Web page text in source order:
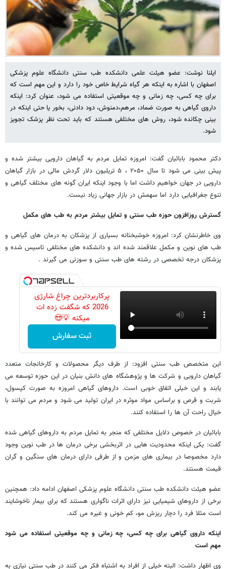
ایلنا نوشت: عضو هیئت علمی دانشکده طب سنتی دانشگاه علوم پزشکی
اصفهان با اشاره به اینکه هر گیاه شرایط خاص خود را دارد و این مهم است که
برای چه کسی، چه زمانی و چه موقعیتی استفاده می شود، عنوان کرد: اینکه
داروی گیاهی به صورت ضماد، مرهم،دمنوش، دود دادنی، بخور یا حتی اینکه در
بینی چکانده شود، روش های مختلفی هستند که باید تحت نظر پزشک تجویز
شود.
دکتر محمود بابائیان گفت: امروزه تمایل مردم به گیاهان دارویی بیشتر شده و
پیش بینی می شود تا سال ۲۰۵۰ ، ۵ تریلیون دلار گردش مالی در بازار گیاهان
دارویی در جهان خواهیم داشت اما با وجود اینکه ایران گونه های مختلف گیاهی و
تنوع جغرافیایی دارد اما سهمش در بازار جهانی زیاد نیست.
گسترش روزافزون حوزه طب سنتی و تمایل بیشتر مردم به طب های مکمل
وی خاطرنشان کرد: امروزه خوشبختانه بسیاری از پزشکان به درمان های گیاهی و
طب های نوین و مکمل علاقمند شده اند و دانشکده های مختلفی تاسیس شده و
پزشکان درجه تخصصی در رشته های طب سنتی و سوزنی می گیرند .
پرکاربردترین چراغ شارژی
2026 که شگفت زده ات
میکنه 💡😍
ثبت سفارش
این متخصص طب سنتی افزود: از طرف دیگر محصولات و کارخانجات متعدد
گیاهان دارویی و شرکت ها و پژوهشگاه های دانش بنیان در این حوزه توسعه می
یابند و این خیلی اتفاق خوبی است. داروهای گیاهی امروزه به صورت کپسول،
شربت و قرص و براساس مواد موثره در ایران تولید می شود و مردم می توانند با
خیال راحت آن ها را استفاده کنند.
بابائیان در خصوص دلایل مختلفی که منجر به تمایل مردم به داروهای گیاهی شده
گفت: یکی اینکه محدودیت هایی در اثربخشی برخی درمان ها در طب نوین وجود
دارد مخصوصا در بیماری های مزمن و از طرفی دارای درمان های سنگین و گران
قیمت هستند.
عضو هیئت دانشکده طب سنتی دانشگاه علوم پزشکی اصفهان ادامه داد: همچنین
برخی از داروهای شیمیایی نیز دارای اثرات ناگواری هستند که برای بیمار ناخوشایند
است مثلا فرد را دچار ریزش مو، کم خونی و غیره می کند.
اینکه داروی گیاهی برای چه کسی، چه زمانی و چه موقعیتی استفاده می شود
مهم است
وی اظهار داشت: البته خیلی از افراد به اشتباه فکر می کنند در طب سنتی نیازی به